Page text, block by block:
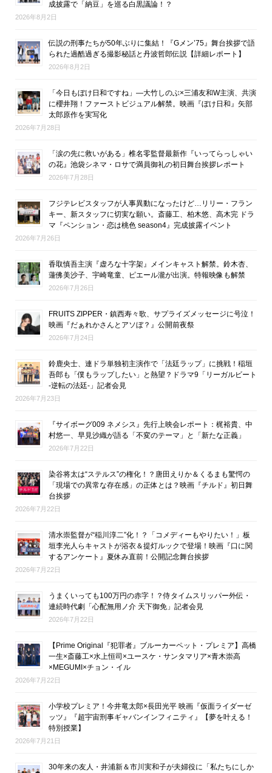
成披露で「納豆」を巡る白黒議論！？
2026年8月2日
伝説の刑事たちが50年ぶりに集結！『Gメン’75』舞台挨拶で語
られた過酷過ぎる撮影秘話と丹波哲郎伝説【詳細レポート】
2026年8月2日
「今日もぼけ日和ですね」―大竹しのぶ×三浦友和W主演、共演
に櫻井翔！ファーストビジュアル解禁。映画『ぼけ日和』矢部
太郎原作を実写化
2026年7月28日
「涙の先に救いがある」椎名零監督最新作『いってらっしゃい
の花』池袋シネマ・ロサで満員御礼の初日舞台挨拶レポート
2026年7月28日
フジテレビスタッフが人事異動になったけど…リリー・フラン
キー、新スタッフに切実な願い。斎藤工、柏木悠、高木完 ドラ
マ『ペンション・恋は桃色 season4』完成披露イベント
2026年7月26日
香取慎吾主演『虚ろな十字架』メインキャスト解禁。鈴木杏、
蓮佛美沙子、宇崎竜童、ピエール瀧が出演。特報映像も解禁
2026年7月26日
FRUITS ZIPPER・鎮西寿々歌、サプライズメッセージに号泣！
映画『だぁれかさんとアソぼ？』公開前夜祭
2026年7月24日
鈴鹿央士、連ドラ単独初主演作で「法廷ラップ」に挑戦！稲垣
吾郎も「僕もラップしたい」と熱望？ドラマ9「リーガルビート
-逆転の法廷-」記者会見
2026年7月23日
『サイボーグ009 ネメシス』先行上映会レポート：梶裕貴、中
村悠一、早見沙織が語る「不変のテーマ」と「新たな正義」
2026年7月22日
染谷将太は“ステルス”の権化！？唐田えりか＆くるまも驚愕の
「現場での異常な存在感」の正体とは？映画『チルド』初日舞
台挨拶
2026年7月22日
清水崇監督が“稲川淳二”化！？「コメディーもやりたい！」板
垣李光人らキャストが浴衣＆提灯ルックで登場！映画『口に関
するアンケート』夏休み直前！公開記念舞台挨拶
2026年7月22日
うまくいっても100万円の赤字！？侍タイムスリッパー外伝・
連続時代劇「心配無用ノ介 天下御免」記者会見
2026年7月22日
【Prime Original『犯罪者』ブルーカーペット・プレミア】高橋
一生×斎藤工×水上恒司×ユースケ・サンタマリア×青木崇高
×MEGUMI×チョン・イル
2026年7月22日
小学校プレミア！今井竜太郎×長田光平 映画『仮面ライダーゼ
ッツ』『超宇宙刑事ギャバンインフィニティ』【夢を叶える！
特別授業】
2026年7月21日
30年来の友人・井浦新＆市川実和子が夫婦役に「私たちにしか